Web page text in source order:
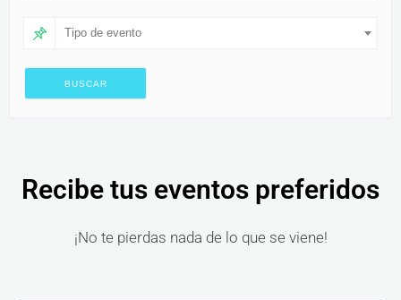
Tipo de evento
Recibe tus eventos preferidos
¡No te pierdas nada de lo que se viene!